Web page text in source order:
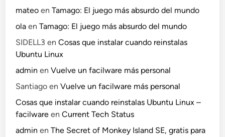
mateo enTamago: El juego más absurdo del mundo
ola enTamago: El juego más absurdo del mundo
SIDELL3 enCosas que instalar cuando reinstalas
Ubuntu Linux
admin enVuelve un facilware más personal
Santiago enVuelve un facilware más personal
Cosas que instalar cuando reinstalas Ubuntu Linux –
facilware enCurrent Tech Status
admin enThe Secret of Monkey Island SE, gratis para